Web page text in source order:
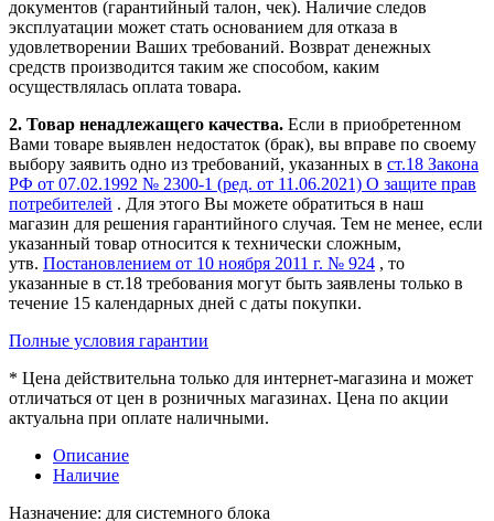
документов (гарантийный талон, чек). Наличие следов
эксплуатации может стать основанием для отказа в
удовлетворении Ваших требований. Возврат денежных
средств производится таким же способом, каким
осуществлялась оплата товара.
2. Товар ненадлежащего качества. Если в приобретенном
Вами товаре выявлен недостаток (брак), вы вправе по своему
выбору заявить одно из требований, указанных в ст.18 Закона
РФ от 07.02.1992 № 2300-1 (ред. от 11.06.2021) О защите прав
потребителей . Для этого Вы можете обратиться в наш
магазин для решения гарантийного случая. Тем не менее, если
указанный товар относится к технически сложным,
утв. Постановлением от 10 ноября 2011 г. № 924 , то
указанные в ст.18 требования могут быть заявлены только в
течение 15 календарных дней с даты покупки.
Полные условия гарантии
* Цена действительна только для интернет-магазина и может
отличаться от цен в розничных магазинах. Цена по акции
актуальна при оплате наличными.
Описание
Наличие
Назначение: для системного блока